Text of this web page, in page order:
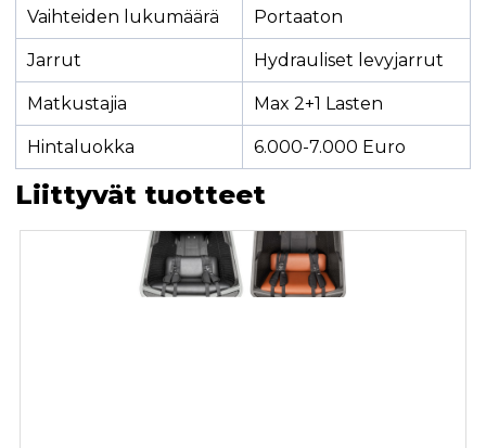
Vaihteiden lukumäärä Portaaton
Jarrut Hydrauliset levyjarrut
Matkustajia Max 2+1 Lasten
Hintaluokka 6.000-7.000 Euro
Liittyvät tuotteet